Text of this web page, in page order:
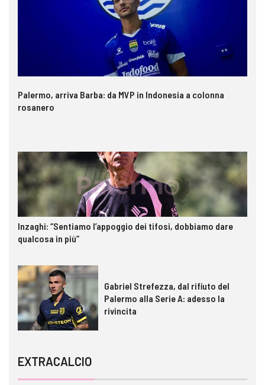
Palermo, arriva Barba: da MVP in Indonesia a colonna
rosanero
Inzaghi: “Sentiamo l’appoggio dei tifosi, dobbiamo dare
qualcosa in più”
Gabriel Strefezza, dal rifiuto del
Palermo alla Serie A: adesso la
rivincita
EXTRACALCIO